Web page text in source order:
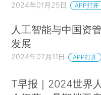
2024年01月25日 APP打开
人工智能与中国资
发展
2024年07月11日 APP打开
T早报｜2024世界